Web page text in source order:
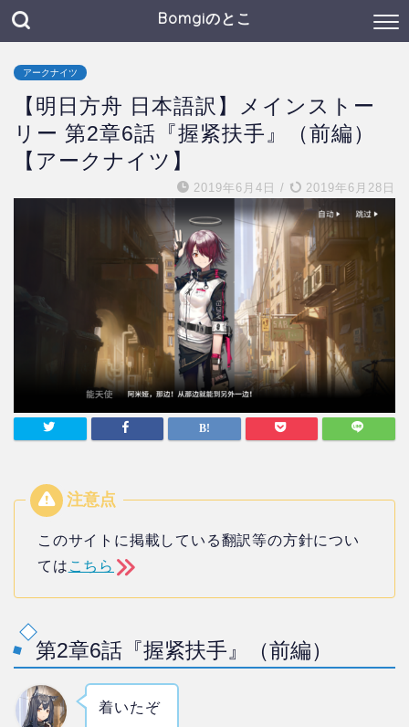
Bomgiのとこ
アークナイツ
【明日方舟 日本語訳】メインストー
リー 第2章6話『握紧扶手』（前編）
【アークナイツ】
2019年6月4日 / 2019年6月28日
このサイトに掲載している翻訳等の方針につい
ては こちら
第2章6話『握紧扶手』（前編）
着いたぞ